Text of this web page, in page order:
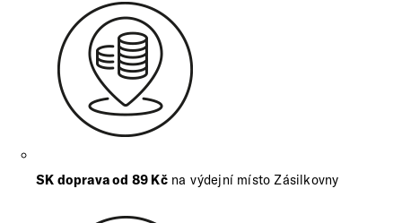
SK doprava od 89 Kčna výdejní místo Zásilkovny